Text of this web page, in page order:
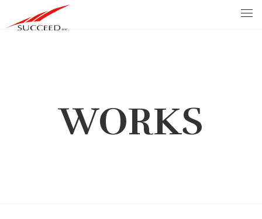
WORKS